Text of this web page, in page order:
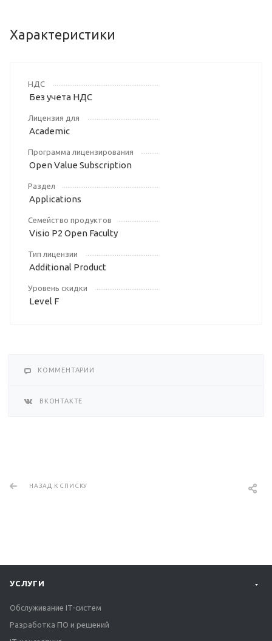
Характеристики
НДС
Без учета НДС
Лицензия для
Academic
Программа лицензирования
Open Value Subscription
Раздел
Applications
Семейство продуктов
Visio P2 Open Faculty
Тип лицензии
Additional Product
Уровень скидки
Level F
КОММЕНТАРИИ
ВКОНТАКТЕ
НАЗАД К СПИСКУ
УСЛУГИ
Обслуживание IT-систем
Разработка ПО и решений